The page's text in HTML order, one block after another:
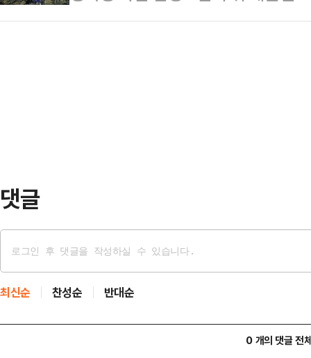
경기 연천군 연천읍…
의구심도 던졌다.김용태 국민의힘
선고한 항소심 판결이 대법원에서
댓글
최신순 찬성순 반대순
0 개의 댓글 전